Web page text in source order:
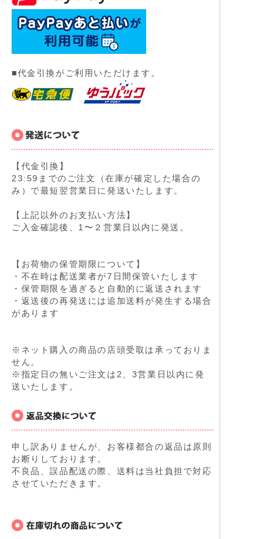
■代金引換がご利用いただけます。
【代金引換】
23:59までのご注文（在庫が確定した場合の
み）で最短翌営業日に発送いたします。
【上記以外のお支払い方法】
ご入金確認後、1〜２営業日以内に発送。
【お荷物の保管期限について】
・不在時は配送業者が7日間保管いたします
・保管期限を過ぎると自動的に返送されます
・返送後の再発送には追加送料が発生する場合
があります
※ネット購入の商品の店頭受取は承っておりま
せん。
※指定日の無いご注文は2、3営業日以内に発
送いたします。
申し訳ありませんが、お客様都合の返品は原則
お断りしております。
不良品、誤品配送の際、送料は当社負担で対応
させていただきます。